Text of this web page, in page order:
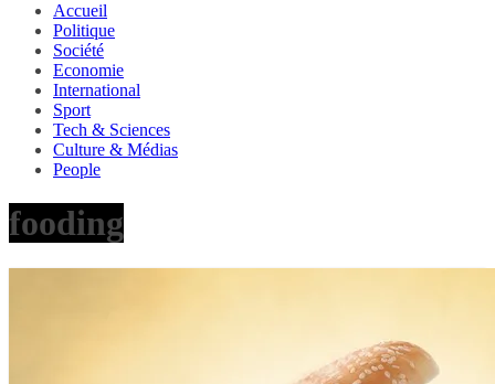
Accueil
Politique
Société
Economie
International
Sport
Tech & Sciences
Culture & Médias
People
fooding